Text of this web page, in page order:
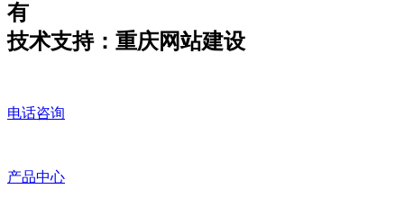
有
技术支持：重庆网站建设
电话咨询
产品中心